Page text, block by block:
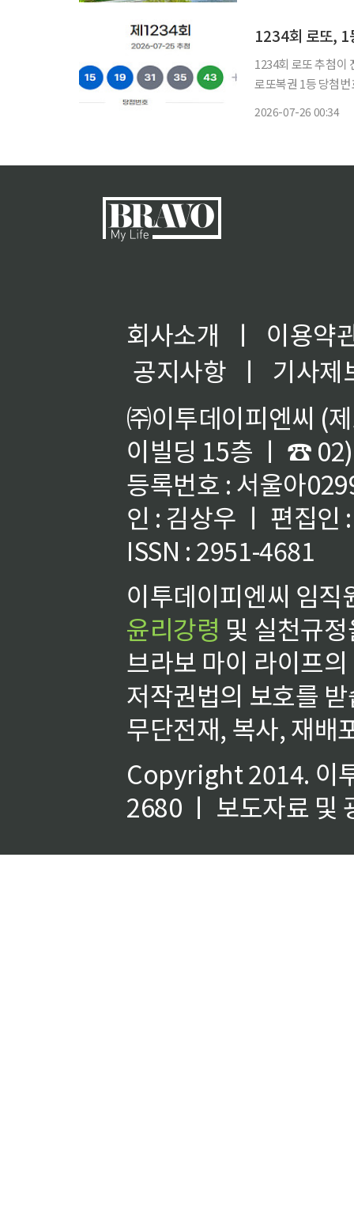
1234회 로또,
1234회 로또 추첨이 진행된 가
로또복권 1등 당첨번호는
2026-07-26 00:34
회사소개 ㅣ
이용약
공지사항
ㅣ
기사제
㈜이투데이피엔씨 (
이빌딩 15층 ㅣ ☎
등록번호 : 서울아
인 : 김상우 ㅣ 편집인
ISSN : 2951-4681
이투데이피엔씨 임
윤리강령 및 실천규
브라보 마이 라이프
저작권법의 보호를
무단전재, 복사, 재배
Copyright 2014. 이
2680 ㅣ 보도자료